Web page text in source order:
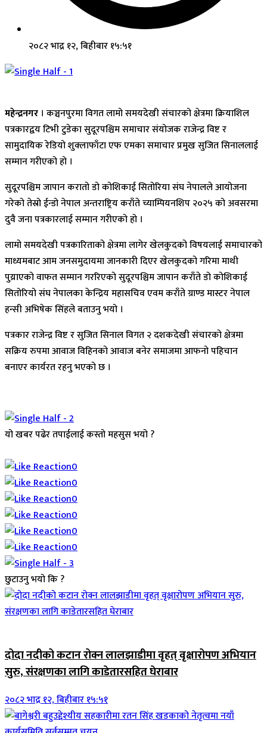
२०८२ भाद्र १२, बिहीबार १५:५१
महेन्द्रनगर । कञ्चनपुरमा विगत लामो समयदेखी संचारको क्षेत्रमा क्रियाशिल
पत्रकारद्वय टिभी टुडेका सुदूरपश्चिम समाचार संयोजक राजेन्द्र विष्ट र
सामुदायिक रेडियो शुक्लाफाँटा एफ एमका समाचार प्रमुख सुजित सिनाललाई
सम्मान गरीएको हो ।
सुदूरपश्चिम जापान करातो डो कोशिकाई सितोरिया संघ नेपालले आयोजना
गरेको तेस्रो ईन्डो नेपाल अन्तराष्ट्रिय कराँते च्याम्पियनशिप २०२५ को अवसरमा
दुवै जना पत्रकारलाई सम्मान गरीएको हो ।
लामो समयदेखी पत्रकारिताको क्षेत्रमा लागेर खेलकुदको विषयलाई समाचारको
माध्यमबाट आम जनसमुदायमा जानकारी दिएर खेलकुदको गरिमा माथी
पुय्राएको वाफत सम्मान गररिएको सुदूरपश्चिम जापान कराँते डो कोशिकाई
सितोरियो संघ नेपालका केन्द्रिय महासचिव एवम कराँते ग्राण्ड मास्टर नेपाल
हन्सी अभिषेक सिंहले बताउनु भयो ।
पत्रकार राजेन्द्र विष्ट र सुजित सिनाल विगत २ दशकदेखी संचारको क्षेत्रमा
सक्रिय रुपमा आवाज विहिनको आवाज बनेर समाजमा आफनो पहिचान
बनाएर कार्यरत रहनु भएको छ ।
यो खबर पढेर तपाईलाई कस्तो महसुस भयो ?
0
0
0
0
0
0
छुटाउनु भयो कि ?
दोदा नदीको कटान रोक्न लालझाडीमा वृहत् वृक्षारोपण अभियान
सुरु, संरक्षणका लागि काडेतारसहित घेराबार
२०८२ भाद्र १२, बिहीबार १५:५१